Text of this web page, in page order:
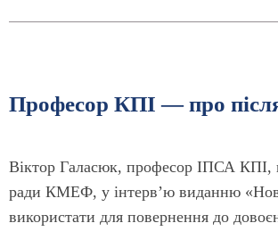
Професор КПІ — про
Віктор Галасюк, професор ІПСА КПІ,
ради КМЕФ, у інтервʼю виданню
використати для повернення до